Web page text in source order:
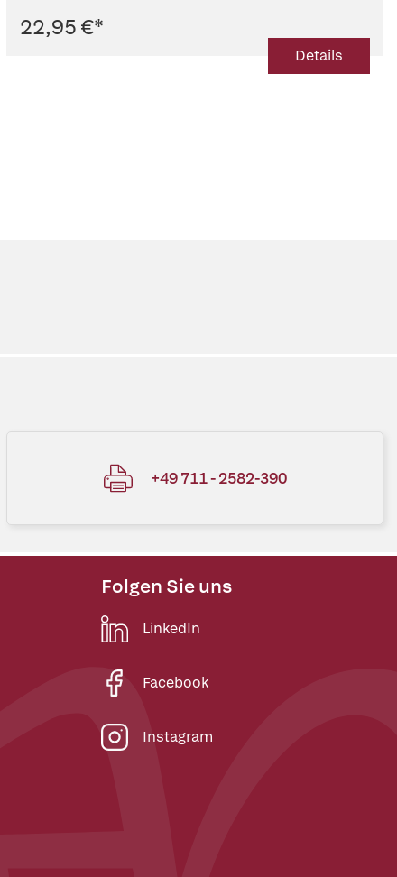
22,95 €*
Details
+49 711 - 2582-390
Folgen Sie uns
LinkedIn
Facebook
Instagram